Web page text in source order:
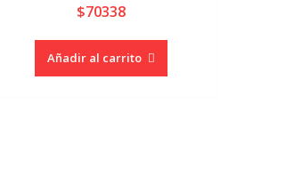
$70338
Añadir al carrito